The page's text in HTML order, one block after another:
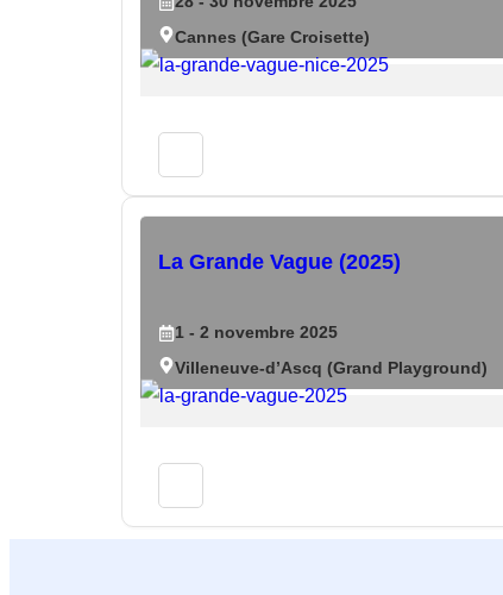
Cannes (Gare Croisette)
La Grande Vague (2025)
1 - 2 novembre 2025
Villeneuve-d’Ascq (Grand Playground)